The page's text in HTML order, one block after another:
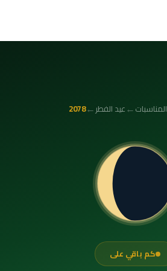
المناسبات←عيد الفطر ←
2078
كم باقي على